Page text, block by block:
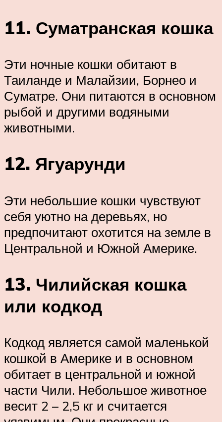
11. Суматранская кошка
Эти ночные кошки обитают в
Таиланде и Малайзии, Борнео и
Суматре. Они питаются в основном
рыбой и другими водяными
животными.
12. Ягуарунди
Эти небольшие кошки чувствуют
себя уютно на деревьях, но
предпочитают охотится на земле в
Центральной и Южной Америке.
13. Чилийская кошка
или кодкод
Кодкод является самой маленькой
кошкой в Америке и в основном
обитает в центральной и южной
части Чили. Небольшое животное
весит 2 – 2,5 кг и считается